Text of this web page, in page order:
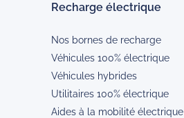
Recharge électrique
Nos bornes de recharge
Véhicules 100% électrique
Véhicules hybrides
Utilitaires 100% électrique
Aides à la mobilité électrique